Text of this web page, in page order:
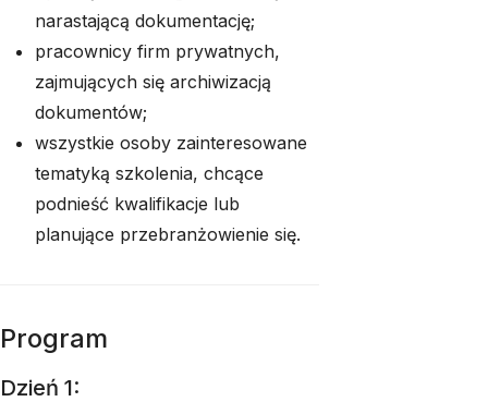
narastającą dokumentację;
pracownicy firm prywatnych,
zajmujących się archiwizacją
dokumentów;
wszystkie osoby zainteresowane
tematyką szkolenia, chcące
podnieść kwalifikacje lub
planujące przebranżowienie się.
Program
Dzień 1: